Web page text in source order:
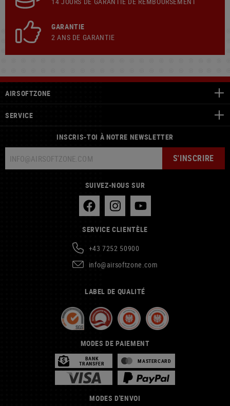
GARANTIE
2 ANS DE GARANTIE
AIRSOFTZONE
SERVICE
INSCRIS-TOI À NOTRE NEWSLETTER
S'INSCRIRE
SUIVEZ-NOUS SUR
SERVICE CLIENTÈLE
+43 7252 50900
info@airsoftzone.com
LABEL DE QUALITÉ
MODES DE PAIEMENT
BANK
TRANSFER MASTERCARD
MODES D'ENVOI